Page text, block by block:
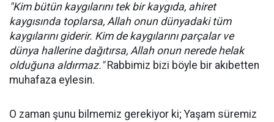
"Kim bütün kaygılarını tek bir kaygıda, ahiret
kaygısında toplarsa, Allah onun dünyadaki tüm
kaygılarını giderir. Kim de kaygılarını parçalar ve
dünya hallerine dağıtırsa, Allah onun nerede helak
olduğuna aldırmaz."Rabbimiz bizi böyle bir akıbetten
muhafaza eylesin.
O zaman şunu bilmemiz gerekiyor ki; Yaşam süremiz